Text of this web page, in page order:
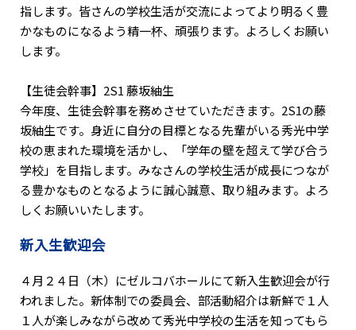
指します。皆さんの学校生活が交流によってより明るく豊
かなものになるよう精一杯、頑張ります。よろしくお願い
します。
【生徒会幹事】2S1 藤坂紬生
今年度、生徒会幹事を務めさせていただきます。2S1の藤
坂紬生です。身近に自分の目標となる先輩がいる秀光中学
校の恵まれた環境を活かし、「学年の壁を超えて学び合う
学校」を目指します。みなさんの学校生活が成長につなが
る豊かなものとなるように誠心誠意、取り組みます。よろ
しくお願いいたします。
新入生歓迎会
４月２４日（木）にゼルコバホールにて新入生歓迎会が行
われました。新体制での委員会、部活動紹介は新鮮で１人
１人が楽しみながら改めて秀光中学校の生活を知ってもら